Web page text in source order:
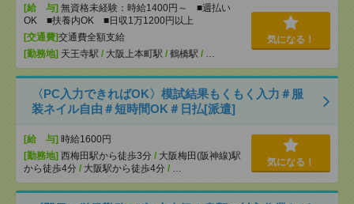
[給 与] 無資格未経験：時給1400円～ ■週払い
OK ■扶養内OK ■日収1万1200円以上
[交通費]交通費全額支給
[勤務地] 天王寺駅 / 大阪上本町駅 / 鶴橋駅 / …
気になる！
〈PC入力できればOK〉模試結果もくもく入力＃服
装ネイル自由＃短時間OK＃日払[派遣]
[給 与] 時給1600円
[勤務地] 西梅田駅から徒歩3分 / 大阪梅田(阪神線)駅
から徒歩4分 / 大阪駅から徒歩4分 / …
気になる！